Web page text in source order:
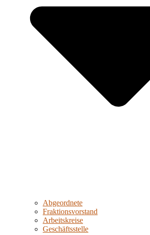
Abgeordnete
Fraktionsvorstand
Arbeitskreise
Geschäftsstelle